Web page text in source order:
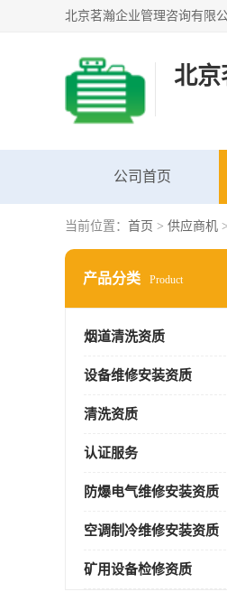
北京
公司首页
当前位置： 首页 > 供应商机 >
产品分类 Product
烟道清洗资质
设备维修安装资质
清洗资质
认证服务
防爆电气维修安装资质
空调制冷维修安装资质
矿用设备检修资质